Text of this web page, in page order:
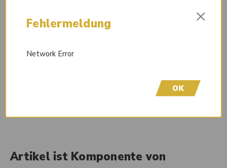
höflich, sich bei uns zu registrieren. Durch die Erstellung eines
Kontos erhalten Sie vollen Zugriff auf unseren Shop.
Artikel ist Komponente von
Fehlermeldung ×
Network Error
OK